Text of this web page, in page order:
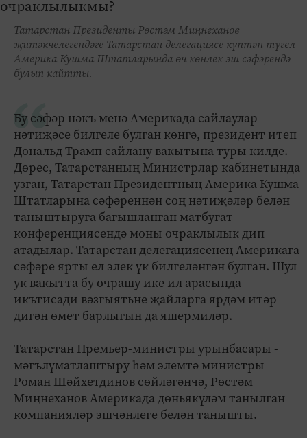
Татарстан Президенты Рөстәм Миңнеханов
җитәкчелегендәге Татарстан делегациясе күптән түгел
Америка Кушма Штатларында өч көнлек эш сәфәрендә
булып кайтты.
Бу сәфәр нәкъ менә Америкада сайлаулар
нәтиҗәсе билгеле булган көнгә, президент итеп
Дональд Трамп сайлану вакытына туры килде.
Дөрес, Татарстанның Министрлар кабинетында
узган, Татарстан Президентның Америка Кушма
Штатларына сәфәреннән соң нәтиҗәләр белән
таныштыруга багышланган матбугат
конференциясендә моны очраклылык дип
атадылар. Татарстан делегациясенең Америкага
сәфәре ярты ел элек үк билгеләнгән булган. Шул
ук вакытта бу очрашу ике ил арасында
икътисади вәзгыятьне җайларга ярдәм итәр
дигән өмет барлыгын да яшермиләр.
Татарстан Премьер-министры урынбасары -
мәгълүматлаштыру һәм элемтә министры
Роман Шәйхетдинов сөйләгәнчә, Рөстәм
Миңнеханов Америкада дөньякүләм танылган
компанияләр эшчәнлеге белән танышты.